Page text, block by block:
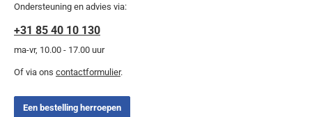
Ondersteuning en advies via:
+31 85 40 10 130
ma-vr, 10.00 - 17.00 uur
Of via ons contactformulier.
Een bestelling herroepen